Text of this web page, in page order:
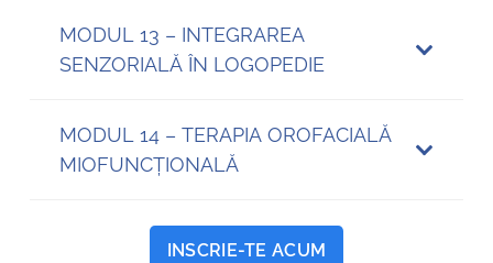
MODUL 13 – INTEGRAREA
SENZORIALĂ ÎN LOGOPEDIE
MODUL 14 – TERAPIA OROFACIALĂ
MIOFUNCȚIONALĂ
INSCRIE-TE ACUM